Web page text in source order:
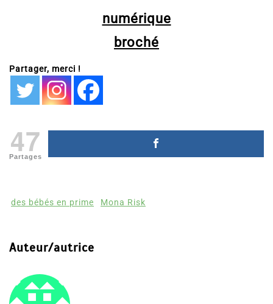
numérique
broché
Partager, merci !
47
Partages
des bébés en prime Mona Risk
Auteur/autrice